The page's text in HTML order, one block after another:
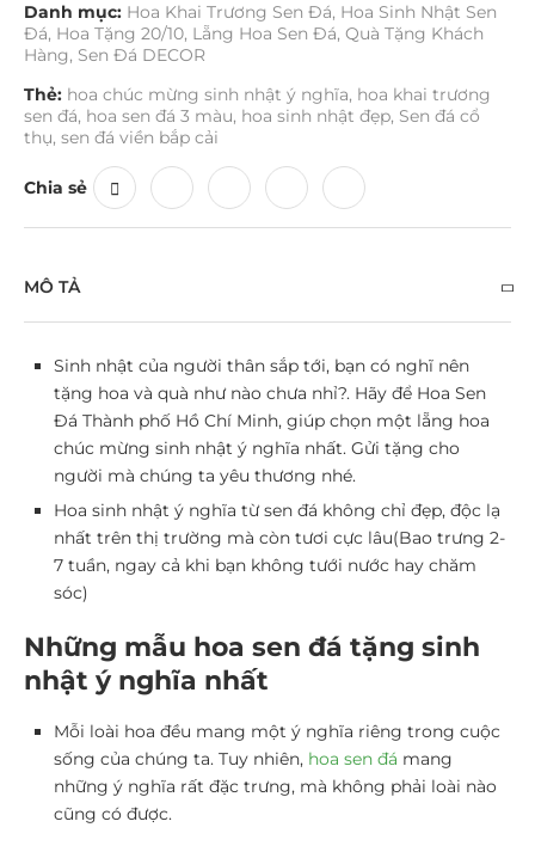
Danh mục: Hoa Khai Trương Sen Đá, Hoa Sinh Nhật Sen
Đá, Hoa Tặng 20/10, Lẵng Hoa Sen Đá, Quà Tặng Khách
Hàng, Sen Đá DECOR
Thẻ: hoa chúc mừng sinh nhật ý nghĩa, hoa khai trương
sen đá, hoa sen đá 3 màu, hoa sinh nhật đẹp, Sen đá cổ
thụ, sen đá viền bắp cải
Chia sẻ
MÔ TẢ
Sinh nhật của người thân sắp tới, bạn có nghĩ nên
tặng hoa và quà như nào chưa nhỉ?. Hãy để Hoa Sen
Đá Thành phố Hồ Chí Minh, giúp chọn một lẵng hoa
chúc mừng sinh nhật ý nghĩa nhất. Gửi tặng cho
người mà chúng ta yêu thương nhé.
Hoa sinh nhật ý nghĩa từ sen đá không chỉ đẹp, độc lạ
nhất trên thị trường mà còn tươi cực lâu(Bao trưng 2-
7 tuần, ngay cả khi bạn không tưới nước hay chăm
sóc)
Những mẫu hoa sen đá tặng sinh
nhật ý nghĩa nhất
Mỗi loài hoa đều mang một ý nghĩa riêng trong cuộc
sống của chúng ta. Tuy nhiên, hoa sen đá mang
những ý nghĩa rất đặc trưng, mà không phải loài nào
cũng có được.